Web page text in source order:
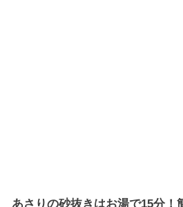
あさりの砂抜きはお湯で15分！